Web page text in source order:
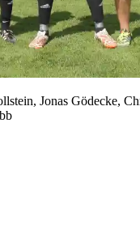
Jonas Gödecke,